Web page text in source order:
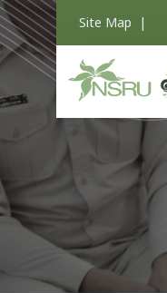
Site Map |